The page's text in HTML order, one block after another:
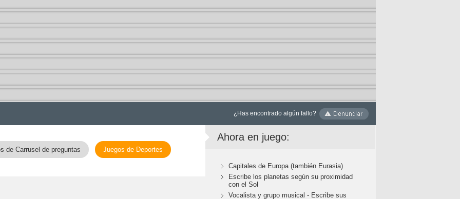
¿Has encontrado algún fallo?
de Carrusel de preguntas Juegos de Deportes
Ahora en juego:
Capitales de Europa (también Eurasia)
Escribe los planetas según su proximidad
con el Sol
Vocalista y grupo musical - Escribe sus